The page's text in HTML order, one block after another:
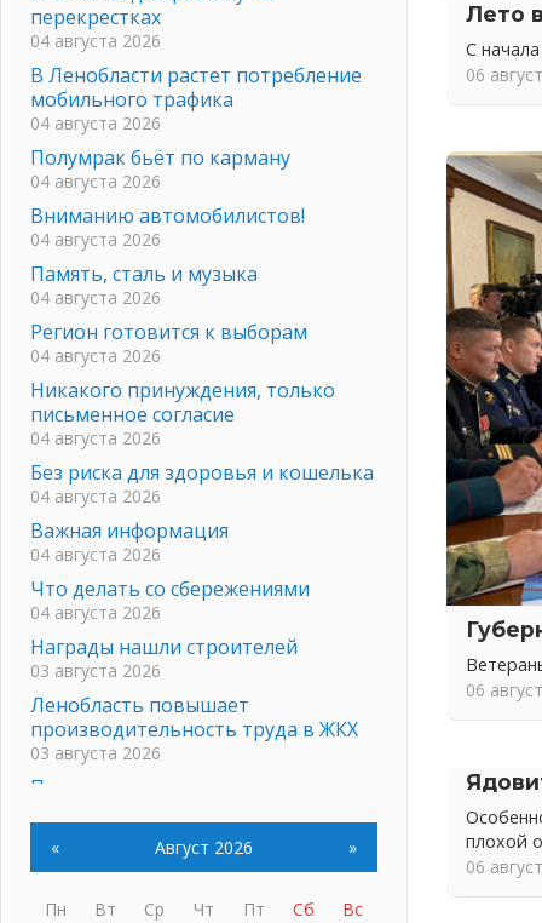
Лето
С
06
06
плохой
06
перекрестках
04 августа 2026
В Ленобласти растет потребление
мобильного трафика
04 августа 2026
Полумрак бьёт по карману
04 августа 2026
Вниманию автомобилистов!
04 августа 2026
Память, сталь и музыка
04 августа 2026
Регион готовится к выборам
04 августа 2026
Никакого принуждения, только
письменное согласие
04 августа 2026
Без риска для здоровья и кошелька
04 августа 2026
Важная информация
04 августа 2026
Что делать со сбережениями
04 августа 2026
Награды нашли строителей
03 августа 2026
Ленобласть повышает
производительность труда в ЖКХ
03 августа 2026
Поддержка волонтерских
Ладожский мост полностью
03 августа 2026
« Август 2026 »
Пн Вт Ср Чт Пт Сб
Вс